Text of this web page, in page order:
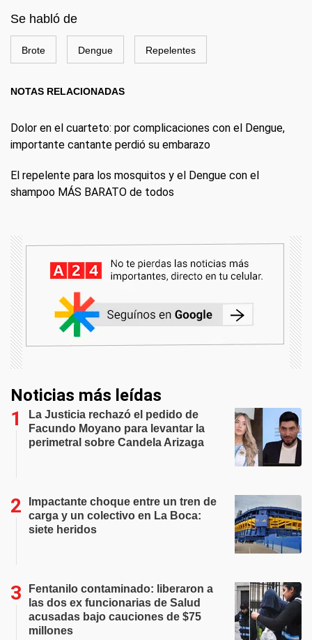
Se habló de
Brote Dengue Repelentes
NOTAS RELACIONADAS
Dolor en el cuarteto: por complicaciones con el Dengue,
importante cantante perdió su embarazo
El repelente para los mosquitos y el Dengue con el
shampoo MÁS BARATO de todos
Noticias más leídas
La Justicia rechazó el pedido de
Facundo Moyano para levantar la
perimetral sobre Candela Arizaga
Impactante choque entre un tren de
carga y un colectivo en La Boca:
siete heridos
Fentanilo contaminado: liberaron a
las dos ex funcionarias de Salud
acusadas bajo cauciones de $75
millones